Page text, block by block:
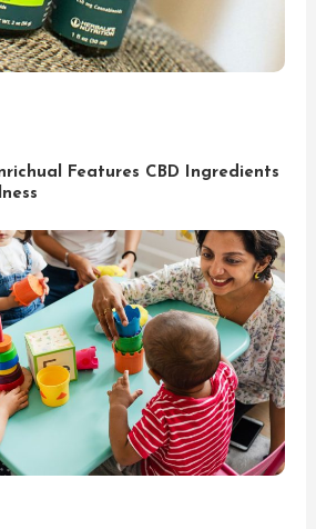
Features CBD Ingredients